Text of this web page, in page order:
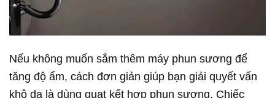
Nếu không muốn sắm thêm máy phun sương để
tăng độ ẩm, cách đơn giản giúp bạn giải quyết vấn
khô da là dùng quạt kết hợp phun sương. Chiếc